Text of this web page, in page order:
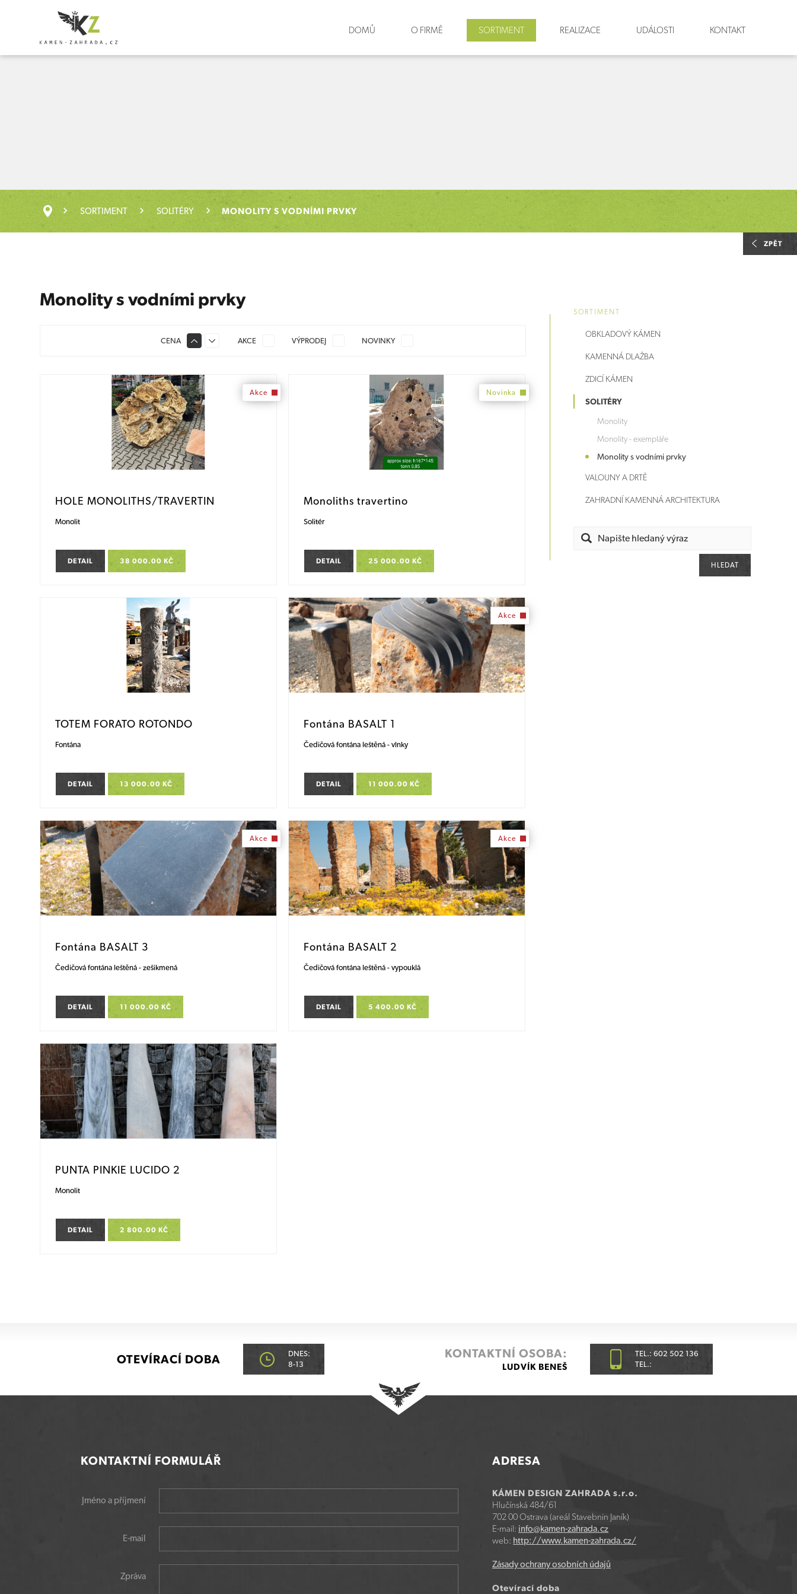
DOMŮ O FIRMĚ SORTIMENT REALIZACE UDÁLOSTI KONTAKT
ZPĚT
SORTIMENT SOLITÉRY MONOLITY S VODNÍMI PRVKY
SORTIMENT
OBKLADOVÝ KÁMEN
KAMENNÁ DLAŽBA
ZDICÍ KÁMEN
SOLITÉRY
Monolity
Monolity - exempláře
Monolity s vodními prvky
VALOUNY A DRTĚ
ZAHRADNÍ KAMENNÁ ARCHITEKTURA
Monolity s vodními prvky
CENA AKCE VÝPRODEJ NOVINKY
Akce
HOLE MONOLITHS/TRAVERTIN
Monolit
DETAIL 38 000.00 KČ
Novinka
Monoliths travertino
Solitér
DETAIL 25 000.00 KČ
TOTEM FORATO ROTONDO
Fontána
DETAIL 13 000.00 KČ
Akce
Fontána BASALT 1
Čedičová fontána leštěná - vlnky
DETAIL 11 000.00 KČ
Akce
Fontána BASALT 3
Čedičová fontána leštěná - zešikmená
DETAIL 11 000.00 KČ
Akce
Fontána BASALT 2
Čedičová fontána leštěná - vypouklá
DETAIL 5 400.00 KČ
PUNTA PINKIE LUCIDO 2
Monolit
DETAIL 2 800.00 KČ
OTEVÍRACÍ DOBA
DNES:
8-13
KONTAKTNÍ OSOBA:
LUDVÍK BENEŠ
TEL.: 602 502 136
TEL.:
KONTAKTNÍ FORMULÁŘ
Jméno a příjmení
E-mail
Zpráva
ADRESA
KÁMEN DESIGN ZAHRADA s.r.o.
Hlučínská 484/61
702 00 Ostrava (areál Stavebnin Janík)
E-mail: info@kamen-zahrada.cz
web: http://www.kamen-zahrada.cz/
Zásady ochrany osobních údajů
Otevírací doba